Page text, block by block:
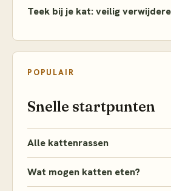
Teek bij je kat: veilig
POPULAIR
Snelle startpunten
Alle kattenrassen
Wat mogen katten eten?